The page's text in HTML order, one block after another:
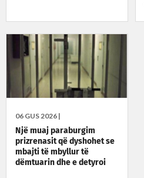
06 GUS 2026 |
Një muaj paraburgim
prizrenasit që dyshohet se
mbajti të mbyllur të
dëmtuarin dhe e detyroi